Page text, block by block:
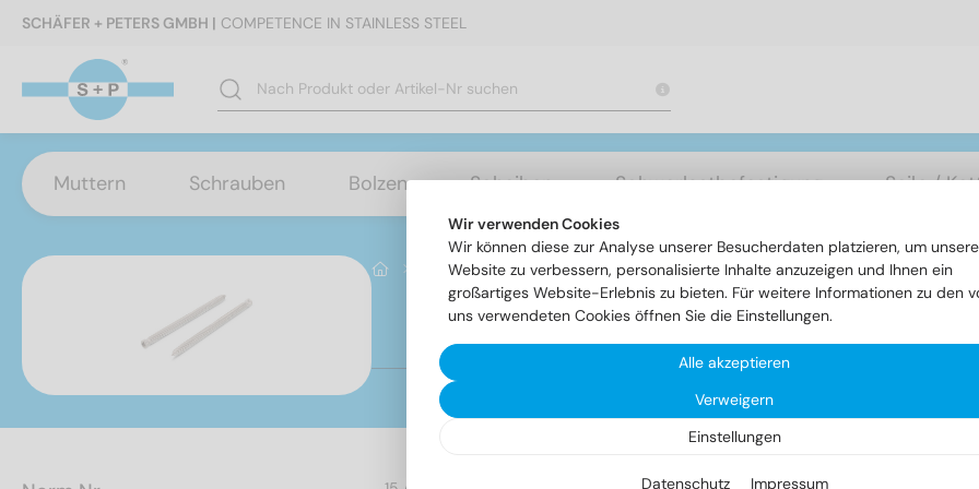
SCHÄFER + PETERS GMBH | COMPETENCE IN STAINLESS STEEL
Muttern Schrauben Bolzen Scheiben Schwerlastbefestigung Seile /
Schwerlastbefestigung FSR - Rahmenschrauben Artikel 9009 - FRS-
Artikel 9009 - FRS-
Wir verwenden Cookies
Wir können diese zur Analyse unserer Besucherdaten platzieren, um unsere
Website zu verbessern, personalisierte Inhalte anzuzeigen und Ihnen ein
großartiges Website-Erlebnis zu bieten. Für weitere Informationen zu den
uns verwendeten Cookies öffnen Sie die Einstellungen.
Alle akzeptieren
Verweigern
Einstellungen
Datenschutz Impressum